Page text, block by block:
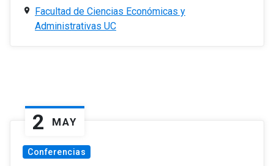
Facultad de Ciencias Económicas y
Administrativas UC
2 MAY
Conferencias